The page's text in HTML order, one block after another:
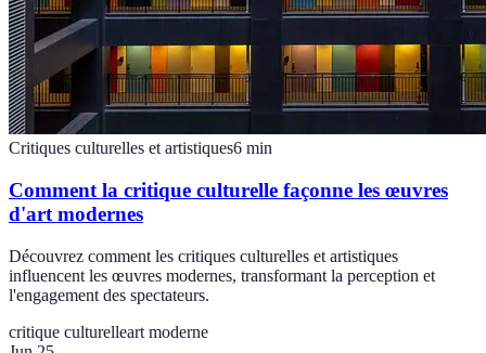
Critiques culturelles et artistiques6 min
Comment la critique culturelle façonne les œuvres
d'art modernes
Découvrez comment les critiques culturelles et artistiques
influencent les œuvres modernes, transformant la perception et
l'engagement des spectateurs.
critique culturelleart moderne